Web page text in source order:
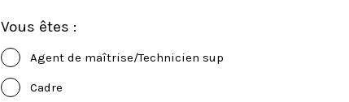
Vous êtes :
Agent de maîtrise/Technicien sup
Cadre